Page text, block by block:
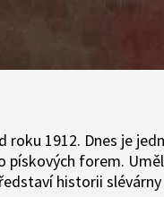
1912. Dnes je
pískových forem.
historii slévárny